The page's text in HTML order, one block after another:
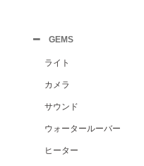
GEMS
ライト
カメラ
サウンド
ウォータールーバー
ヒーター